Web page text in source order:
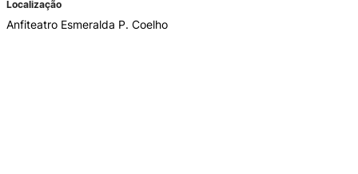
Localização
Anfiteatro Esmeralda P. Coelho